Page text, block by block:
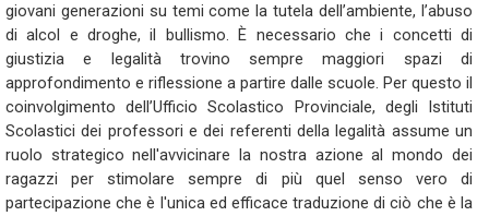
giovani generazioni su temi come la tutela dell’ambiente, l’abuso
di alcol e droghe, il bullismo. È necessario che i concetti di
giustizia e legalità trovino sempre maggiori spazi di
approfondimento e riflessione a partire dalle scuole. Per questo il
coinvolgimento dell’Ufficio Scolastico Provinciale, degli Istituti
Scolastici dei professori e dei referenti della legalità assume un
ruolo strategico nell'avvicinare la nostra azione al mondo dei
ragazzi per stimolare sempre di più quel senso vero di
partecipazione che è l'unica ed efficace traduzione di ciò che è la